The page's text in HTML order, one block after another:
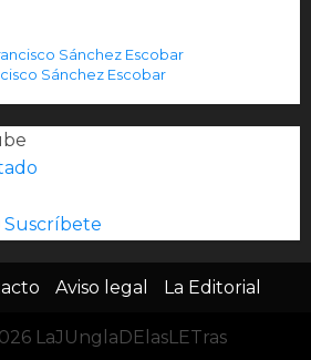
Sánchez Escobar
Suscríbete
Aviso legal La Editorial
LaJUnglaDElasLETras